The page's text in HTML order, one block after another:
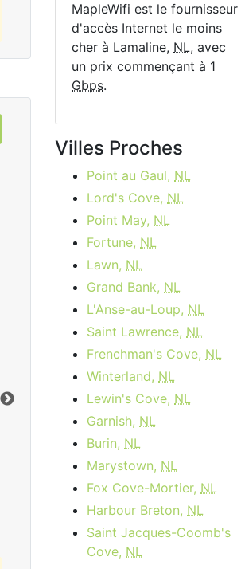
Rogers Ignite Gigabit
$149.99
per month
Frais d'activation:
$14.95
Frais d'installation: $49.99
Vers le bas:1 Gbps
En haut: 50Mbps
Commandez Maintenant
MapleWifi est le fournisseur
d'accès Internet le moins
cher à Lamaline, NL, avec
un prix commençant à 1
Gbps.
Villes Proches
Point au Gaul, NL
Lord's Cove, NL
Point May, NL
Fortune, NL
Lawn, NL
Grand Bank, NL
L'Anse-au-Loup, NL
Saint Lawrence, NL
Frenchman's Cove, NL
Winterland, NL
Lewin's Cove, NL
Garnish, NL
Burin, NL
Marystown, NL
Fox Cove-Mortier, NL
Harbour Breton, NL
Saint Jacques-Coomb's
Cove, NL